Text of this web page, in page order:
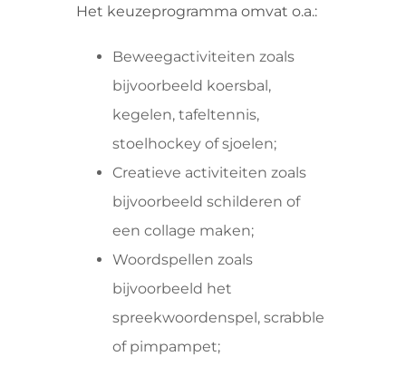
Het keuzeprogramma omvat o.a.:
Beweegactiviteiten zoals
bijvoorbeeld koersbal,
kegelen, tafeltennis,
stoelhockey of sjoelen;
Creatieve activiteiten zoals
bijvoorbeeld schilderen of
een collage maken;
Woordspellen zoals
bijvoorbeeld het
spreekwoordenspel, scrabble
of pimpampet;